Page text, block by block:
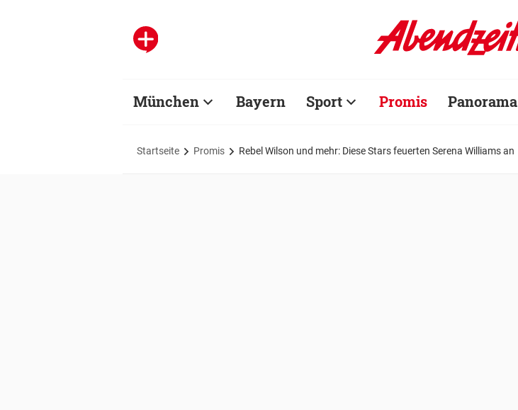
München Bayern Sport Promis Panorama
Startseite Promis Rebel Wilson und mehr: Diese Stars feuerten Serena Williams an